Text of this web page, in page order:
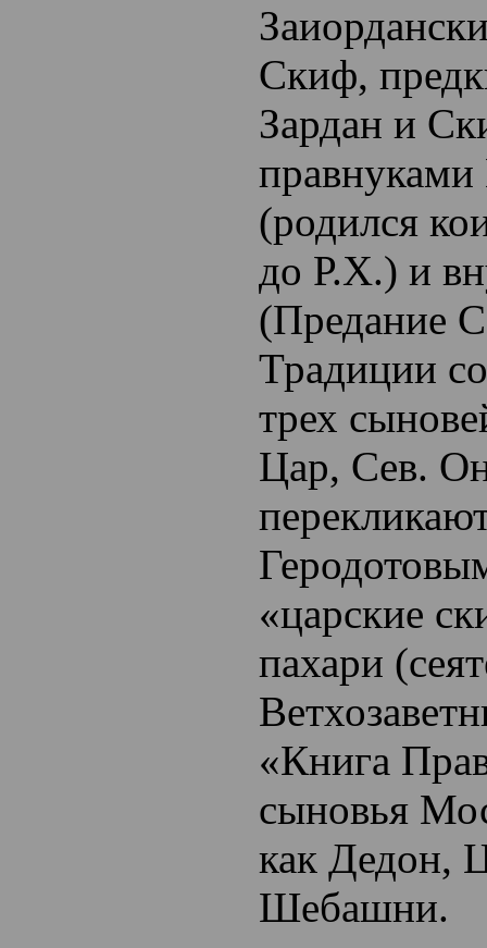
Скиф,
Зардан и
(родился
до Р.Х.) и
(Предание
Традиции
трех
Цар, Сев.
«царские
пахари
«Книга
сыновья
как Дедон,
Шебашни.